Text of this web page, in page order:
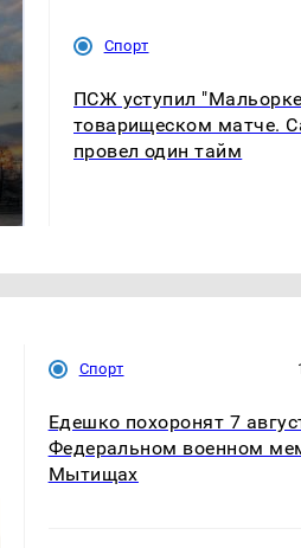
В магазинах России
Спорт
ПСЖ уступил
товарищеском матче.
провел один тайм
Спорт
Едешко похоронят 7
Федеральном военном
Мытищах